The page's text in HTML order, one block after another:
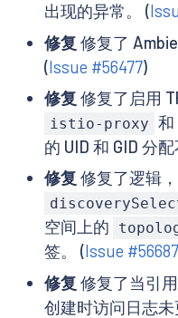
出现的异常。 (
修复 修复了
(Issue #56477)
修复 修复了启用
istio-proxy 和
的 UID 和 GID 分
修复 修复了逻辑
空间上的
签。 (Issue #56687
修复 修复了当引
创建时访问日志